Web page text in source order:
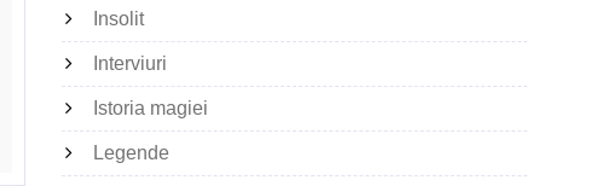
Insolit
Interviuri
Istoria magiei
Legende